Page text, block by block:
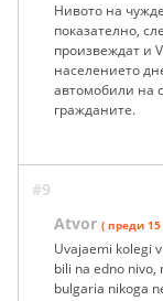
Нивото на
показателно,
произвеждат и
населението
автомобили на
гражданите.
#9
Atvor ( преди
Uvajaemi kolegi
bili na edno nivo,
bulgaria nikoga